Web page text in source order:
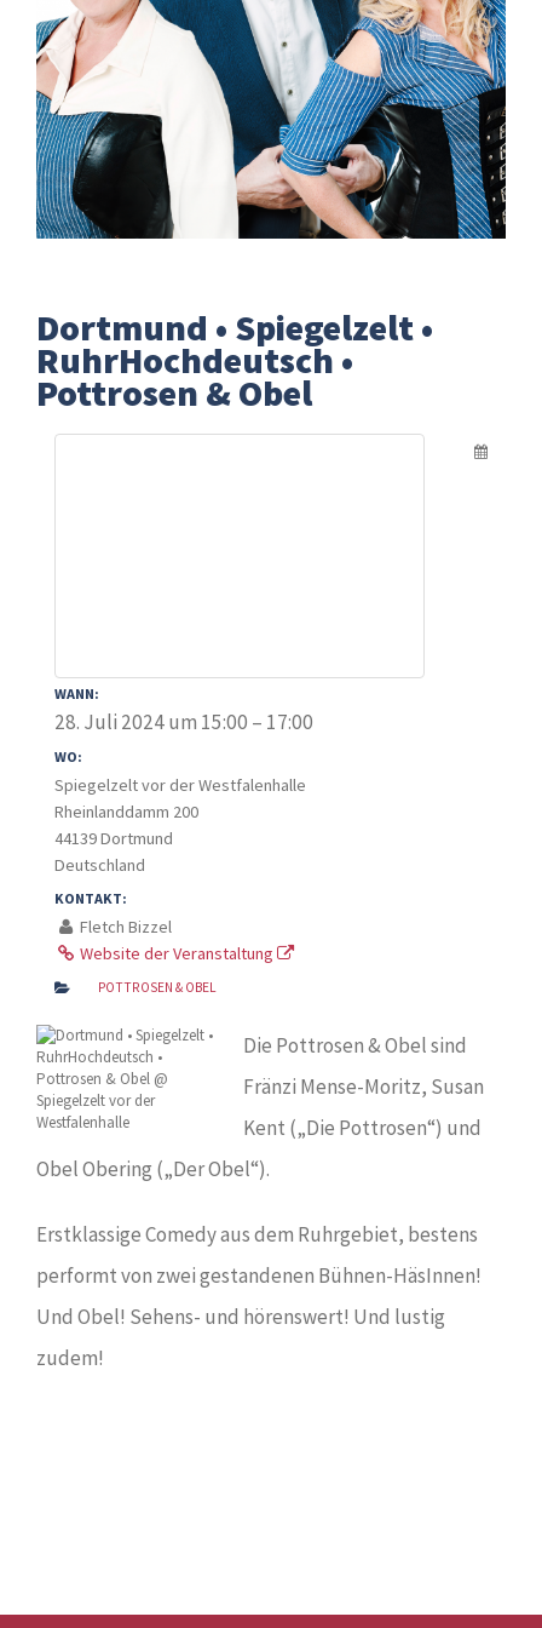
Dortmund • Spiegelzelt •
RuhrHochdeutsch •
Pottrosen & Obel
WANN:
28. Juli 2024 um 15:00 – 17:00
WO:
Spiegelzelt vor der Westfalenhalle
Rheinlanddamm 200
44139 Dortmund
Deutschland
KONTAKT:
Fletch Bizzel
Website der Veranstaltung
POTTROSEN & OBEL
Die Pottrosen & Obel sind
Fränzi Mense-Moritz, Susan
Kent („Die Pottrosen“) und
Obel Obering („Der Obel“).
Erstklassige Comedy aus dem Ruhrgebiet, bestens
performt von zwei gestandenen Bühnen-HäsInnen!
Und Obel! Sehens- und hörenswert! Und lustig
zudem!